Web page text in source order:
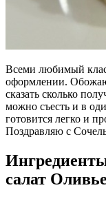
Всеми любимый
оформлении. Обожаю
сказать сколько
можно съесть и в
готовится легко и
Поздравляю с
салат